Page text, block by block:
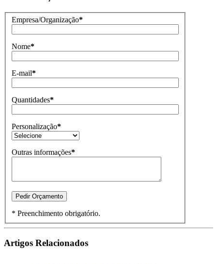
Empresa/Organização*
Nome*
E-mail*
Quantidades*
Personalização*
Outras informações*
* Preenchimento obrigatório.
Artigos Relacionados